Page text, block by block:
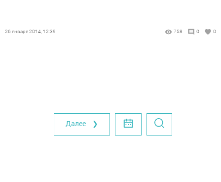
26 января 2014, 12:39 758 0 0
Далее ❯